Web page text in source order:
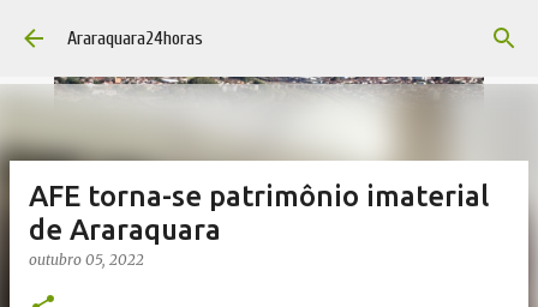
Pular para o conteúdo principal
Araraquara24horas
AFE torna-se patrimônio imaterial
de Araraquara
outubro 05, 2022